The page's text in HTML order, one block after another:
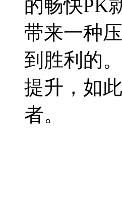
的畅快PK
带来一种
到胜利的
提升，如
者。